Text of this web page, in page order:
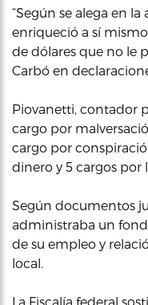
“Según se alega en
enriqueció a sí
de dólares que no le
Carbó en
Piovanetti, contador
cargo por
cargo por
dinero y 5 cargos por
Según documentos
administraba un
de su empleo y
local.
La Fiscalía federal